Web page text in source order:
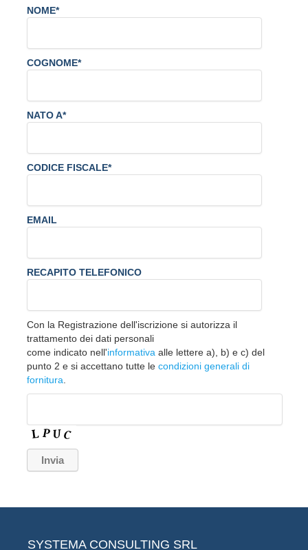
NOME*
COGNOME*
NATO A*
CODICE FISCALE*
EMAIL
RECAPITO TELEFONICO
Con la Registrazione dell'iscrizione si autorizza il
trattamento dei dati personali
come indicato nell'informativa alle lettere a), b) e c) del
punto 2 e si accettano tutte le condizioni generali di
fornitura
SYSTEMA CONSULTING SRL